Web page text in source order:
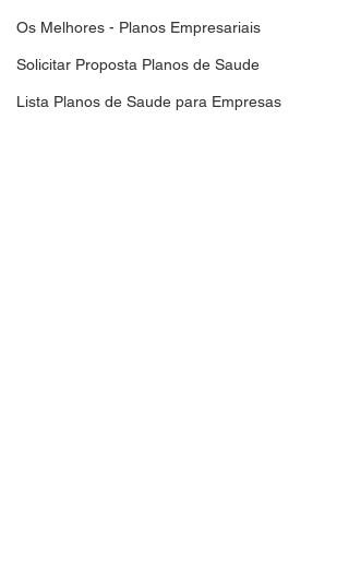
Os Melhores - Planos Empresariais
Solicitar Proposta Planos de Saude
Lista Planos de Saude para Empresas